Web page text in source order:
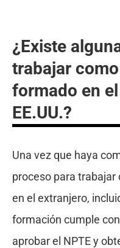
¿Existe
trabajar
formado en
EE.UU.?
Una vez que haya
proceso para
en el extranjero,
formación cumple
aprobar el NPTE y